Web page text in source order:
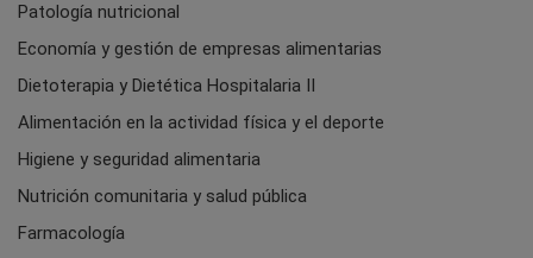
Patología nutricional
Economía y gestión de empresas alimentarias
Dietoterapia y Dietética Hospitalaria II
Alimentación en la actividad física y el deporte
Higiene y seguridad alimentaria
Nutrición comunitaria y salud pública
Farmacología